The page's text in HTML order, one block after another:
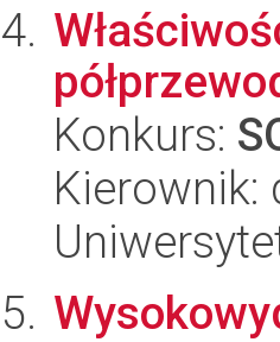
Konkurs:
Kierownik: